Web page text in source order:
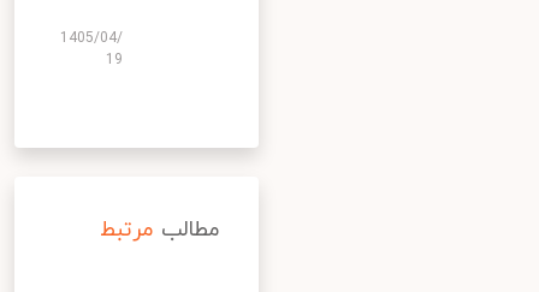
1405/04/
19
مطالب مرتبط